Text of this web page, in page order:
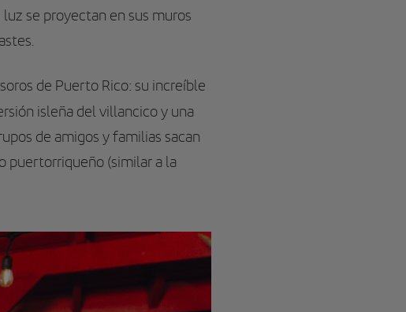
se proyectan en sus muros
de Puerto Rico: su increíble
isleña del villancico y una
de amigos y familias sacan
puertorriqueño (similar a la